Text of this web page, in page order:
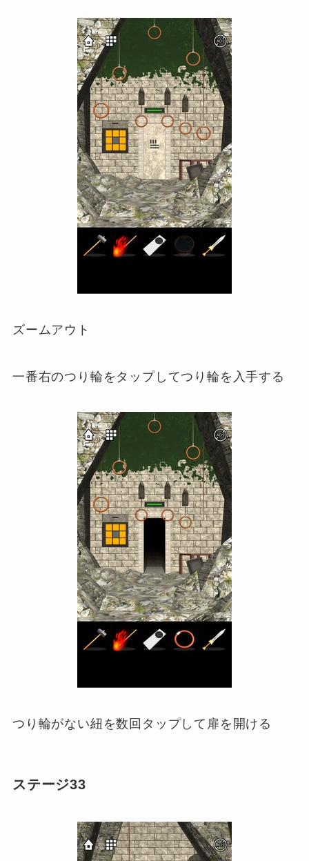
ズームアウト
一番右のつり輪をタップしてつり輪を入手する
つり輪がない紐を数回タップして扉を開ける
ステージ33